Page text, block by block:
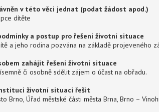
v této věci jednat (podat žádost apod.)
dítěte
a postup pro řešení životní situace
a jeho rodina pozvána na základě projeveného
zahájit řešení životní situace
či osobně sdělit zájem o účast na obřadu.
životní situaci řešit
Brno, Úřad městské části města Brna, Brno –